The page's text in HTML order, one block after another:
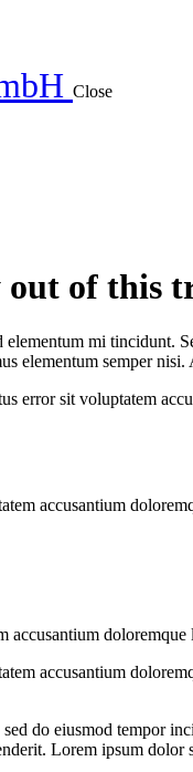
Close
out of this
elementum mi tincidunt.
elementum semper
error sit voluptatem
accusantium
accusantium
do eiusmod tempor
Lorem ipsum dolor